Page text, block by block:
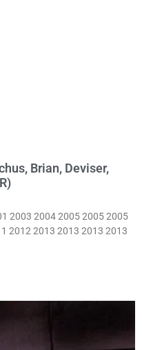
Brian, Deviser,
2003 2004 2005 2005 2005
2012 2013 2013 2013 2013